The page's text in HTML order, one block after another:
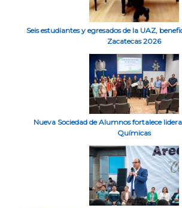
Seis estudiantes y egresados de la UAZ,
Zacatecas 2026
Nueva Sociedad de Alumnos fortalece
Químicas